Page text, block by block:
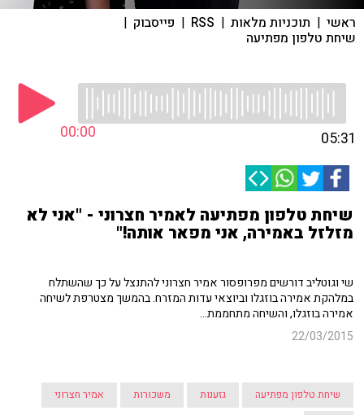
ראשי | תוכניות מלאות |
RSS
| פייסבוק |
שיחת טלפון מפתיעה
00:00 05:31
שיחת טלפון מפתיעה לאמיר חצרוני - "אני לא
מזלזל באמירה, אני מפאר אותה!"
שי וגוטליב דורשים מפרופסור אמיר חצרוני להתנצל על כך שהשתלח
במלהקת אמירה בוזגלו וביוצאי עדות המזרח. בהמשך מצטרפת לשיחה
אמירה בוזגלו, והשיחה מתחממת...
22/03/2015
שיחת טלפון מפתיעה גזענות משכורות
אמיר חצרוני